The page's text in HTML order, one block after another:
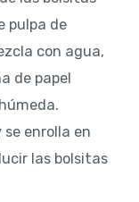
pulpa de
con agua,
de papel
enrolla en
las bolsitas